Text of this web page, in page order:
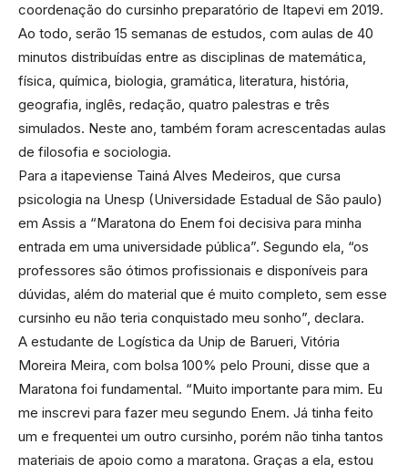
coordenação do cursinho preparatório de Itapevi em 2019.
Ao todo, serão 15 semanas de estudos, com aulas de 40
minutos distribuídas entre as disciplinas de matemática,
física, química, biologia, gramática, literatura, história,
geografia, inglês, redação, quatro palestras e três
simulados. Neste ano, também foram acrescentadas aulas
de filosofia e sociologia.
Para a itapeviense Tainá Alves Medeiros, que cursa
psicologia na Unesp (Universidade Estadual de São paulo)
em Assis a “Maratona do Enem foi decisiva para minha
entrada em uma universidade pública”. Segundo ela, “os
professores são ótimos profissionais e disponíveis para
dúvidas, além do material que é muito completo, sem esse
cursinho eu não teria conquistado meu sonho”, declara.
A estudante de Logística da Unip de Barueri, Vitória
Moreira Meira, com bolsa 100% pelo Prouni, disse que a
Maratona foi fundamental. “Muito importante para mim. Eu
me inscrevi para fazer meu segundo Enem. Já tinha feito
um e frequentei um outro cursinho, porém não tinha tantos
materiais de apoio como a maratona. Graças a ela, estou